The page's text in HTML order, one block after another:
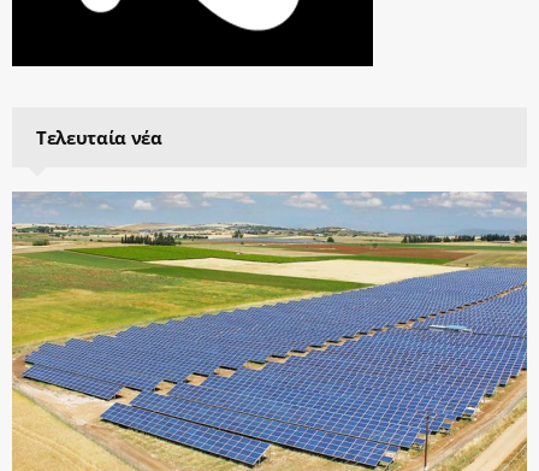
Τελευταία νέα